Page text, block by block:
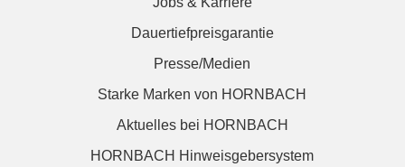
Dauertiefpreisgarantie
Presse/Medien
Starke Marken von HORNBACH
Aktuelles bei HORNBACH
HORNBACH Hinweisgebersystem